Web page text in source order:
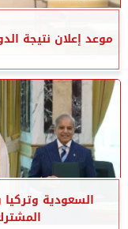
موعد إعلان نتيجة
السعودية